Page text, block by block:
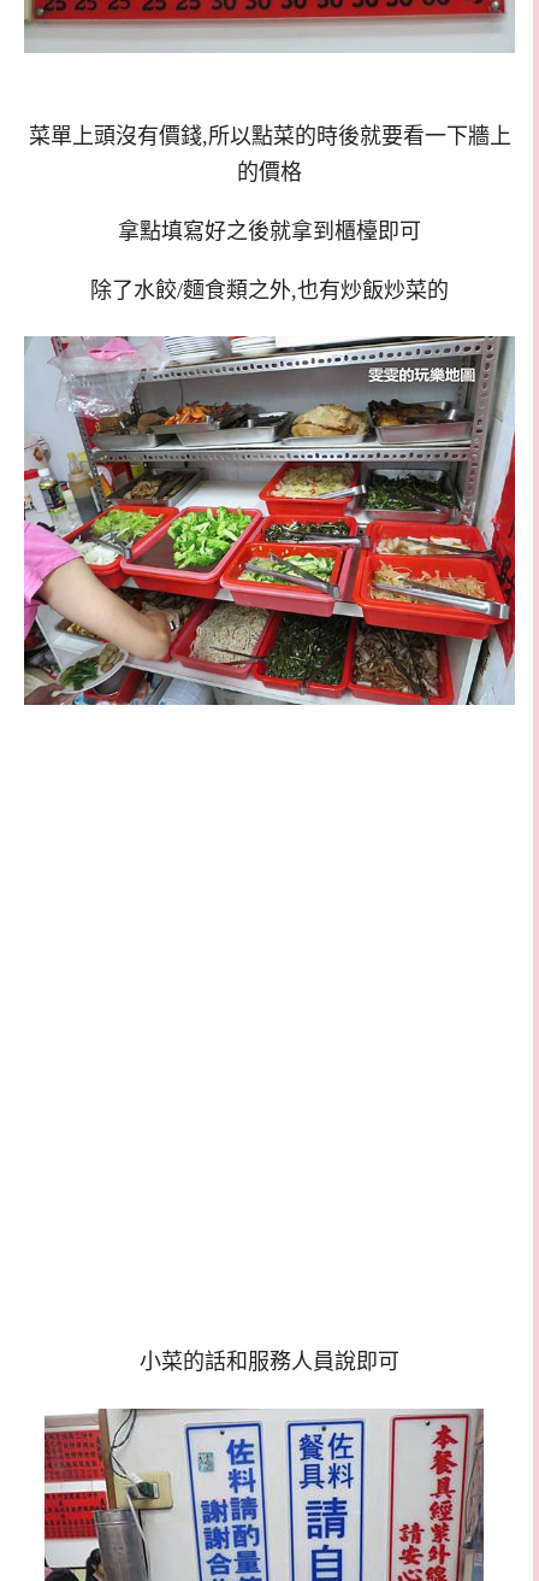
菜單上頭沒有價錢,所以點菜的時後就要看一下牆上
的價格
拿點填寫好之後就拿到櫃檯即可
除了水餃/麵食類之外,也有炒飯炒菜的
小菜的話和服務人員說即可